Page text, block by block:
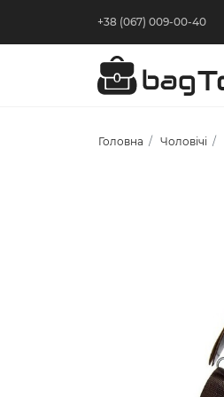
+38 (067) 009-00-40
Головна Чоловічі